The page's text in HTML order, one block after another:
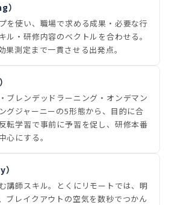
）
を使い、職場で求める成果・必要な行
ル・研修内容のベクトルを合わせる。
果測定まで一貫させる出発点。
ブレンデッドラーニング・オンデマン
グジャーニーの5形態から、目的に合
転学習で事前に予習を促し、研修本番
心にする。
講師スキル。とくにリモートでは、明
ブレイクアウトの空気を数秒でつかん